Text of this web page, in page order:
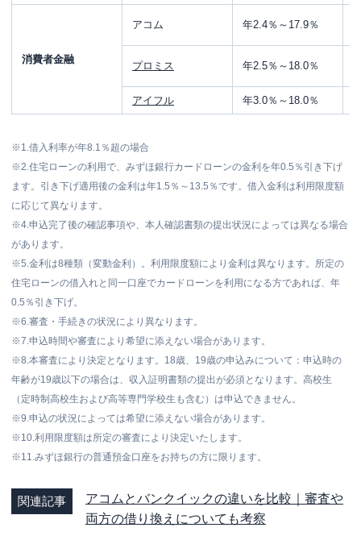
消費者金融
アコム 年2.4％～17.9％
プロミス 年2.5％～18.0％
アイフル 年3.0％～18.0％
※1.借入利率が年8.1％超の場合
※2.住宅ローンの利用で、みずほ銀行カードローンの金利を年0.5％引き下げ
ます。引き下げ適用後の金利は年1.5％～13.5％です。借入金利は利用限度額
に応じて異なります。
※4.申込完了後の確認事項や、本人確認書類の提出状況によっては異なる場合
があります。
※5.金利は8種類（変動金利）。利用限度額により金利は異なります。所定の
住宅ローンの借入れと同一口座でカードローンを利用になる方であれば、年
0.5％引き下げ。
※6.審査・手続きの状況により異なります。
※7.申込時間や審査により希望に添えない場合があります。
※8.本審査により決定となります。18歳、19歳の申込みについて：申込時の
年齢が19歳以下の場合は、収入証明書類の提出が必須となります。高校生
（定時制高校生および高等専門学校生も含む）は申込できません。
※9.申込の状況によっては希望に添えない場合があります。
※10.利用限度額は所定の審査により決定いたします。
※11.みずほ銀行の普通預金口座をお持ちの方に限ります。
関連記事
アコムとバンクイックの違いを比較｜審査や
両方の借り換えについても考察